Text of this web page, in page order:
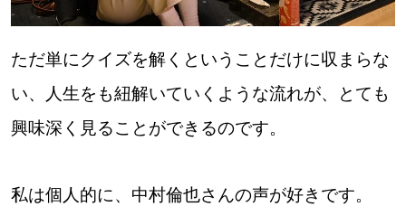
明日への”きっかけ”WEBマガジン
ただ単にクイズを解くということだけに収まらな
い、人生をも紐解いていくような流れが、とても
興味深く見ることができるのです。
私は個人的に、中村倫也さんの声が好きです。